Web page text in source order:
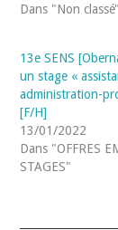
Dans "Non classé"
13e SENS
un stage «
administration-
[F/H]
13/01/2022
Dans "OFFRES
STAGES"